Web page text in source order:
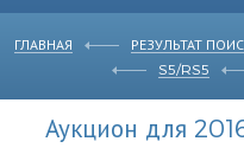
ГЛАВНАЯ РЕЗУЛЬТАТ
S5/RS5
Аукцион для